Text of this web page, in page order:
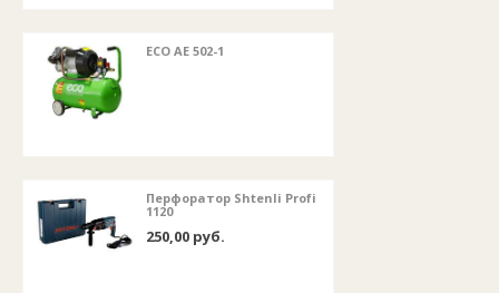
ECO AE 502-1
Перфоратор Shtenli Profi
1120
250,00 руб.